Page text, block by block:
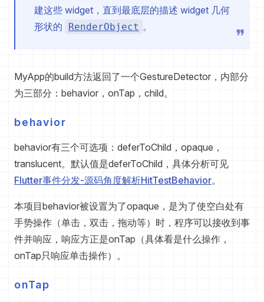
建这些 widget，直到最底层的描述 widget 几何
形状的
RenderObject 。
MyApp的build方法返回了一个GestureDetector，内部分
为三部分：behavior，onTap，child。
behavior
behavior有三个可选项：deferToChild，opaque，
translucent。默认值是deferToChild，具体分析可见
Flutter事件分发-源码角度解析HitTestBehavior。
本项目behavior被设置为了opaque，是为了使空白处有
手势操作（单击，双击，拖动等）时，程序可以接收到事
件并响应，响应方正是onTap（具体看是什么操作，
onTap只响应单击操作）。
onTap